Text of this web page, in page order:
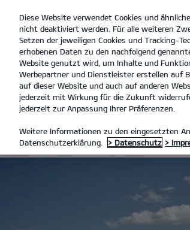
open
menu
7-JAHRE-
7-
Diese Website verwendet Cookies und
nicht deaktiviert werden. Für alle weiteren
Setzen der jeweiligen Cookies und Tracking-
erhobenen Daten zu den nachfolgend
Website genutzt wird, um Inhalte und
Werbepartner und Dienstleister erstellen auf
auf dieser Website und auch auf anderen
jederzeit mit Wirkung für die Zukunft
jederzeit zur Anpassung Ihrer Präferenzen.
Weitere Informationen zu den eingesetzten
Datenschutzerklärung.
> Datenschutz >